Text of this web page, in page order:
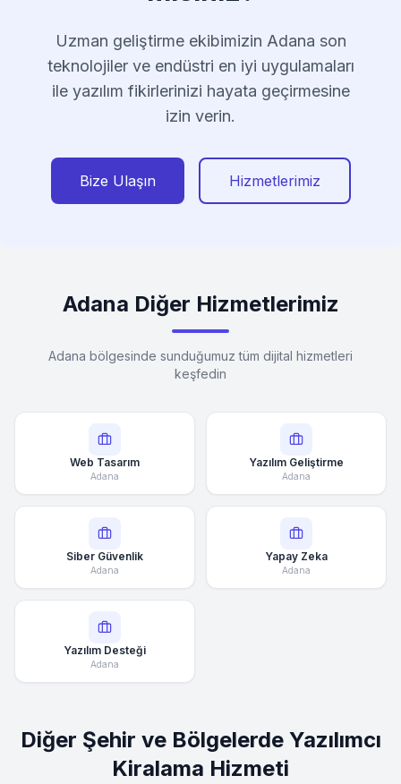
Uzman geliştirme ekibimizin Adana son
teknolojiler ve endüstri en iyi uygulamaları
ile yazılım fikirlerinizi hayata geçirmesine
izin verin.
Bize Ulaşın Hizmetlerimiz
Adana Diğer Hizmetlerimiz
Adana bölgesinde sunduğumuz tüm dijital hizmetleri
keşfedin
Web Tasarım
Adana
Yazılım Geliştirme
Adana
Siber Güvenlik
Adana
Yapay Zeka
Adana
Yazılım Desteği
Adana
Diğer Şehir ve Bölgelerde Yazılımcı
Kiralama Hizmeti